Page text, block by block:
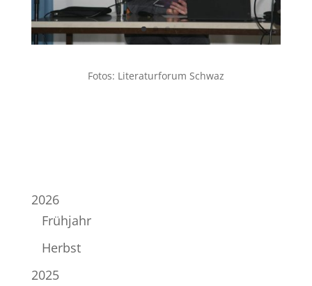
Fotos: Literaturforum Schwaz
2026
Frühjahr
Herbst
2025